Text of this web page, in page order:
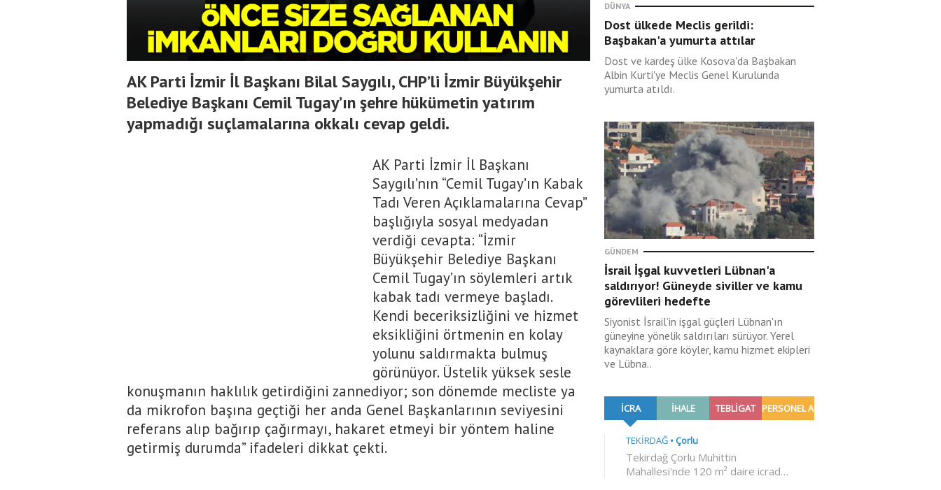
AK Parti İzmir İl Başkanı Bilal Saygılı, CHP’li İzmir Büyükşehir
Belediye Başkanı Cemil Tugay’ın şehre hükümetin yatırım
yapmadığı suçlamalarına okkalı cevap geldi.
AK Parti İzmir İl Başkanı
Saygılı’nın “Cemil Tugay’ın Kabak
Tadı Veren Açıklamalarına Cevap”
başlığıyla sosyal medyadan
verdiği cevapta: “İzmir
Büyükşehir Belediye Başkanı
Cemil Tugay’ın söylemleri artık
kabak tadı vermeye başladı.
Kendi beceriksizliğini ve hizmet
eksikliğini örtmenin en kolay
yolunu saldırmakta bulmuş
görünüyor. Üstelik yüksek sesle
konuşmanın haklılık getirdiğini zannediyor; son dönemde mecliste ya
da mikrofon başına geçtiği her anda Genel Başkanlarının seviyesini
referans alıp bağırıp çağırmayı, hakaret etmeyi bir yöntem haline
getirmiş durumda” ifadeleri dikkat çekti.
DÜNYA
Dost ülkede Meclis gerildi:
Başbakan'a yumurta attılar
Dost ve kardeş ülke Kosova'da Başbakan
Albin Kurti'ye Meclis Genel Kurulunda
yumurta atıldı.
GÜNDEM
İsrail İşgal kuvvetleri Lübnan'a
saldırıyor! Güneyde siviller ve kamu
görevlileri hedefte
Siyonist İsrail’in işgal güçleri Lübnan'ın
güneyine yönelik saldırıları sürüyor. Yerel
kaynaklara göre köyler, kamu hizmet ekipleri
ve Lübna..